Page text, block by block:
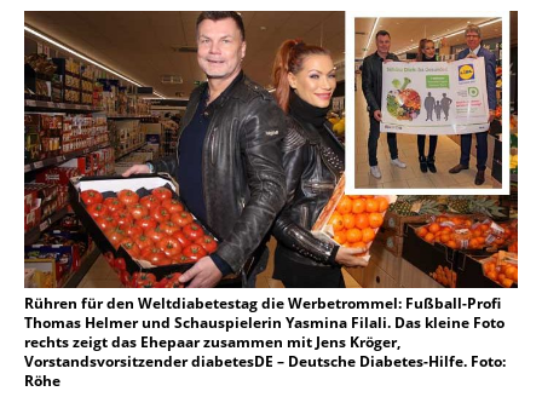
Rühren für den Weltdiabetestag die Werbetrommel: Fußball-Profi
Thomas Helmer und Schauspielerin Yasmina Filali. Das kleine Foto
rechts zeigt das Ehepaar zusammen mit Jens Kröger,
Vorstandsvorsitzender diabetesDE – Deutsche Diabetes-Hilfe. Foto:
Röhe